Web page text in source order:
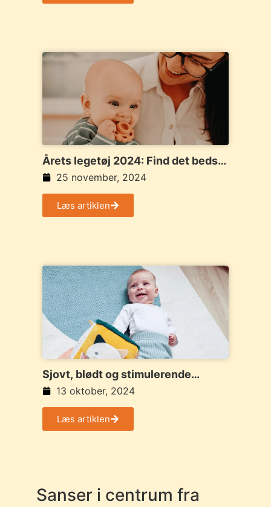
Årets legetøj 2024: Find det bedste
legetøj her
25 november, 2024
Læs artiklen
Sjovt, blødt og stimulerende
legetøj fra Stimuli-serien
13 oktober, 2024
Læs artiklen
Sanser i centrum fra